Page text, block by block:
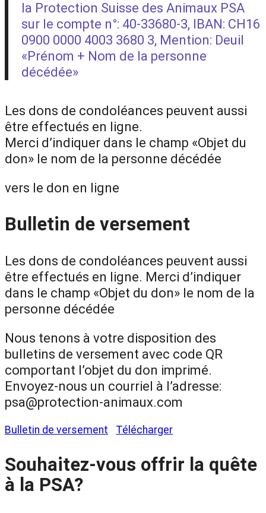
la Protection Suisse des Animaux PSA
sur le compte n°: 40-33680-3, IBAN: CH16
0900 0000 4003 3680 3, Mention: Deuil
«Prénom + Nom de la personne
décédée»
Les dons de condoléances peuvent aussi
être effectués en ligne.
Merci d’indiquer dans le champ «Objet du
don» le nom de la personne décédée
vers le don en ligne
Bulletin de versement
Les dons de condoléances peuvent aussi
être effectués en ligne. Merci d’indiquer
dans le champ «Objet du don» le nom de la
personne décédée
Nous tenons à votre disposition des
bulletins de versement avec code QR
comportant l’objet du don imprimé.
Envoyez-nous un courriel à l’adresse:
psa@protection-animaux.com
Bulletin de versement Télécharger
Souhaitez-vous offrir la quête
à la PSA?